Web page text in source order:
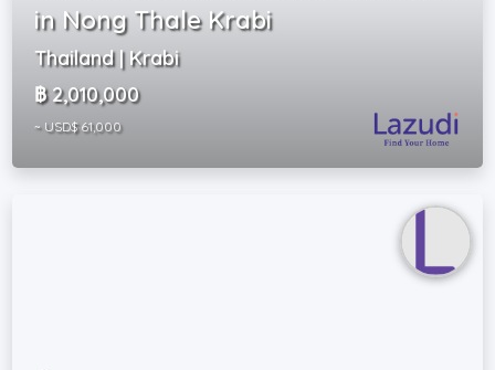
in Nong Thale Krabi
Thailand | Krabi
฿ 2,010,000
~ USD$ 61,000